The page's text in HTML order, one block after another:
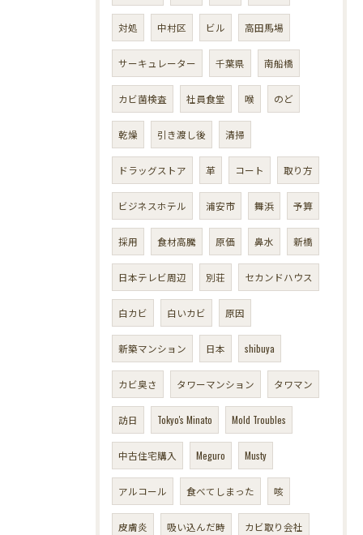
対処 中村区 ビル 高田馬場
サーキュレーター 千葉県 南船橋
カビ菌検査 社員食堂 喉 のど
乾燥 引き渡し後 清掃
ドラッグストア 革 コート 取り方
ビジネスホテル 浦安市 舞浜 予算
採用 食材高騰 原価 鼻水 新橋
日本テレビ周辺 別荘 セカンドハウス
白カビ 白いカビ 原因
新築マンション 日本 shibuya
カビ臭さ タワーマンション タワマン
訪日 Tokyo's Minato Mold Troubles
中古住宅購入 Meguro Musty
アルコール 食べてしまった 咳
皮膚炎 吸い込んだ時 カビ取り会社